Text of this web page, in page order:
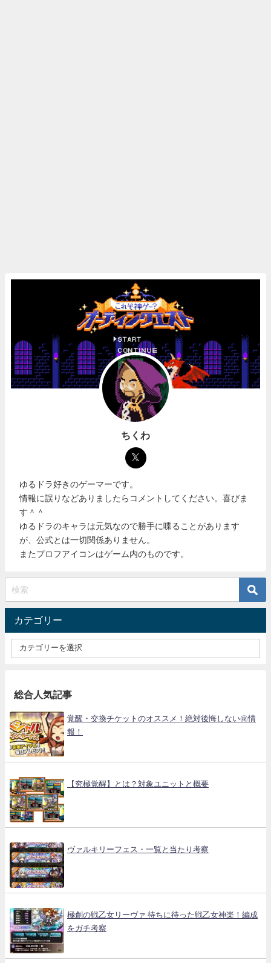
ちくわ
ゆるドラ好きのゲーマーです。
情報に誤りなどありましたらコメントしてください。喜びま
す＾＾
ゆるドラのキャラは元気なので勝手に喋ることがあります
が、公式とは一切関係ありません。
またプロフアイコンはゲーム内のものです。
カテゴリー
総合人気記事
覚醒・交換チケットのオススメ！絶対後悔しない㊙情
報！
【究極覚醒】とは？対象ユニットと概要
ヴァルキリーフェス・一覧と当たり考察
極創の戦乙女リーヴァ 待ちに待った戦乙女神楽！編成
をガチ考察